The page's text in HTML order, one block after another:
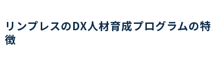
リンプレスのDX人材育成プログラムの特
徴